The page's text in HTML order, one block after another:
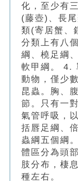
化，至少有
(藤壺)、長
類(寄居蟹、
分類上有八
綱、橈足綱
軟甲綱。 4.
動物，僅少
昆蟲。胸、
節。只有一
氣管呼吸，
括唇足綱、
蟲綱五個綱
體區分為頭
肢分布，棲
種左右。